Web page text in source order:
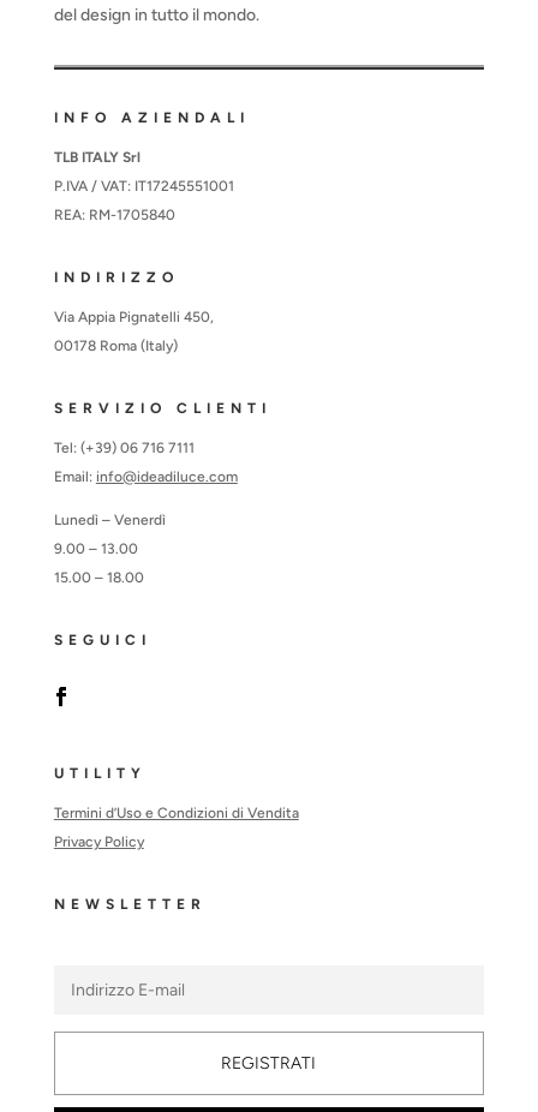
del design in tutto il mondo.
INFO AZIENDALI
TLB ITALY Srl
P.IVA / VAT: IT17245551001
REA: RM-1705840
INDIRIZZO
Via Appia Pignatelli 450,
00178 Roma (Italy)
SERVIZIO CLIENTI
Tel: (+39) 06 716 7111
Email: info@ideadiluce.com
Lunedì – Venerdì
9.00 – 13.00
15.00 – 18.00
SEGUICI
UTILITY
Termini d’Uso e Condizioni di Vendita
Privacy Policy
NEWSLETTER
REGISTRATI